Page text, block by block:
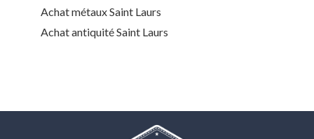
Achat métaux Saint Laurs
Achat antiquité Saint Laurs